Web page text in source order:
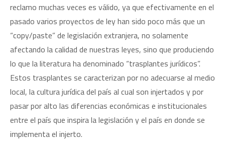
reclamo muchas veces es válido, ya que efectivamente en el
pasado varios proyectos de ley han sido poco más que un
“copy/paste” de legislación extranjera, no solamente
afectando la calidad de nuestras leyes, sino que produciendo
lo que la literatura ha denominado “trasplantes jurídicos”.
Estos trasplantes se caracterizan por no adecuarse al medio
local, la cultura jurídica del país al cual son injertados y por
pasar por alto las diferencias económicas e institucionales
entre el país que inspira la legislación y el país en donde se
implementa el injerto.